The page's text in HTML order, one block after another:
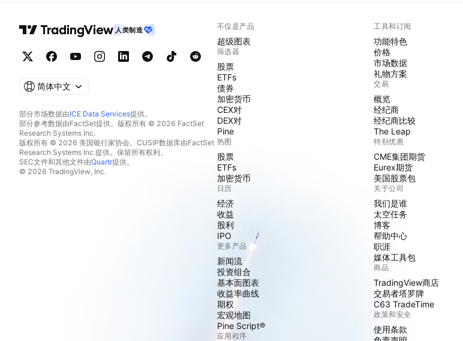
人类制造
简体中文
部分市场数据由ICE Data Services提供。
部分参考数据由FactSet提供。版权所有 © 2026 FactSet
Research Systems Inc.
版权所有 © 2026 美国银行家协会。CUSIP数据库由FactSet
Research Systems Inc.提供。保留所有权利。
SEC文件和其他文件由Quartr提供。
© 2026 TradingView, Inc.
不仅是产品
超级图表
筛选器
股票
ETFs
债券
加密货币
CEX对
DEX对
Pine
热图
股票
ETFs
加密货币
日历
经济
收益
股利
IPO
更多产品
新闻流
投资组合
基本面图表
收益率曲线
期权
宏观地图
Pine Script®
应用程序
工具和订阅
功能特色
价格
市场数据
礼物方案
交易
概览
经纪商
经纪商比较
The Leap
特别优惠
CME集团期货
Eurex期货
美国股票包
关于公司
我们是谁
太空任务
博客
帮助中心
职涯
媒体工具包
商品
TradingView商店
交易者塔罗牌
C63 TradeTime
政策和安全
使用条款